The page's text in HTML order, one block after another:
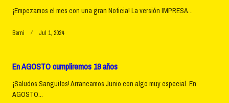
¡Empezamos el mes con una gran Noticia! La versión IMPRESA...
Berni Jul 1, 2024
En AGOSTO cumpliremos 19 años
¡Saludos Sanguitos! Arrancamos Junio con algo muy especial. En
AGOSTO...